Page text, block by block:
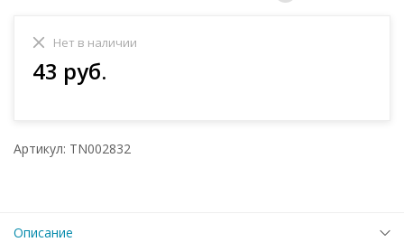
Нет в наличии
43 руб.
Артикул: TN002832
Описание